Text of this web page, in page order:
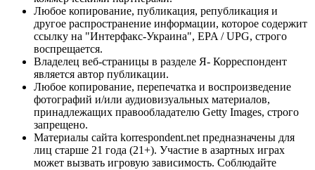
Любое копирование, публикация, републикация и
другое распространение информации, которое содержит
ссылку на "Интерфакс-Украина", EPA / UPG, строго
воспрещается.
Владелец веб-страницы в разделе Я- Корреспондент
является автор публикации.
Любое копирование, перепечатка и воспроизведение
фотографий и/или аудиовизуальных материалов,
принадлежащих правообладателю Getty Images, строго
запрещено.
Материалы сайта korrespondent.net предназначены для
лиц старше 21 года (21+). Участие в азартных играх
может вызвать игровую зависимость. Соблюдайте